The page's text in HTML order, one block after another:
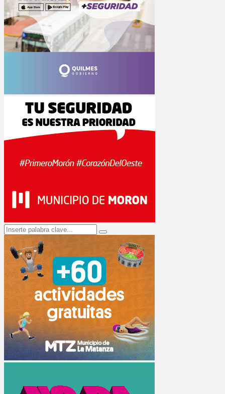
Search
for:
Search